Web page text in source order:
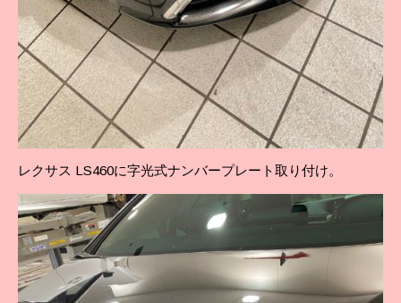
レクサス LS460に字光式ナンバープレート取り付け。